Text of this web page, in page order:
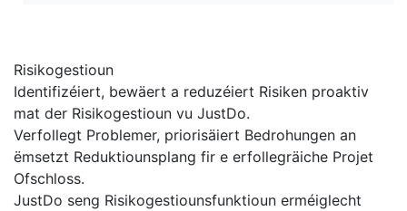
Risikogestioun
Identifizéiert, bewäert a reduzéiert Risiken proaktiv
mat der Risikogestioun vu JustDo.
Verfollegt Problemer, priorisäiert Bedrohungen an
ëmsetzt Reduktiounsplang fir e erfollegräiche Projet
Ofschloss.
JustDo seng Risikogestiounsfunktioun erméiglecht